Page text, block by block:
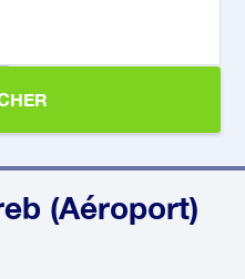
(Aéroport)